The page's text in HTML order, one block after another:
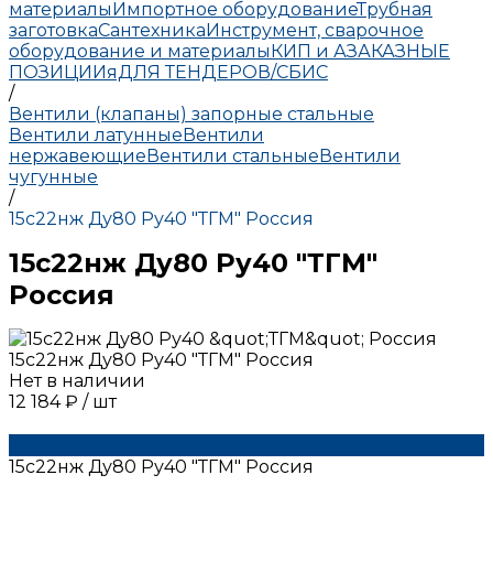
материалыИмпортное оборудованиеТрубная
заготовкаСантехникаИнструмент, сварочное
оборудование и материалыКИП и АЗАКАЗНЫЕ
ПОЗИЦИИяДЛЯ ТЕНДЕРОВ/СБИС
/
Вентили (клапаны) запорные стальные
Вентили латунныеВентили
нержавеющиеВентили стальныеВентили
чугунные
/
15с22нж Ду80 Ру40 "ТГМ" Россия
15с22нж Ду80 Ру40 "ТГМ"
Россия
15с22нж Ду80 Ру40 "ТГМ" Россия
Нет в наличии
12 184 ₽ / шт
15с22нж Ду80 Ру40 "ТГМ" Россия